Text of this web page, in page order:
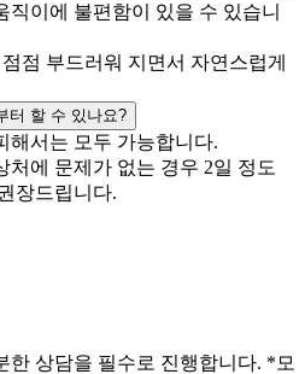
직이에 불편함이 있을 수 있습니
점 부드러워 지면서 자연스럽게
터 할 수 있나요?
해서는 모두 가능합니다.
처에 문제가 없는 경우 2일 정도
장드립니다.
한 상담을 필수로 진행합니다. *모